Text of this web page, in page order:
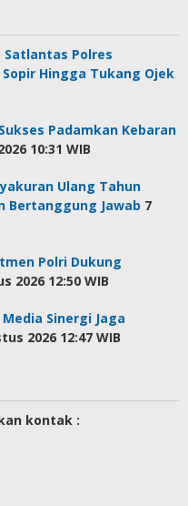
Polres
Hingga Tukang Ojek
Padamkan Kebaran
10:31 WIB
Ulang Tahun
Bertanggung Jawab 7
Polri Dukung
2026 12:50 WIB
Sinergi Jaga
2026 12:47 WIB
kontak :